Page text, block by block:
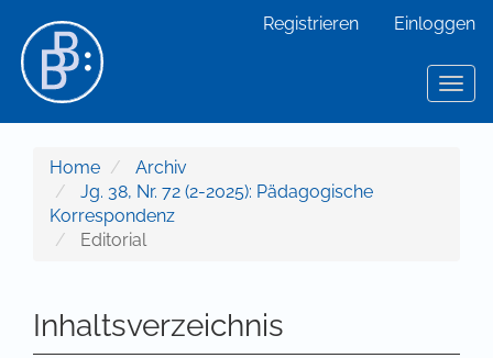
Hauptinhalt
Sidebar
Registrieren Einloggen
Home
Archiv
Jg. 38, Nr. 72 (2-2025): Pädagogische
Korrespondenz
Editorial
Inhaltsverzeichnis